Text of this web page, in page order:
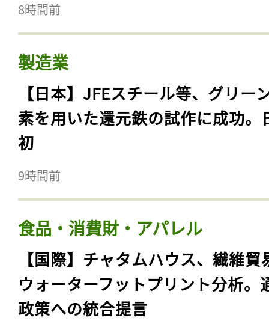
8時間前
製造業
【日本】JFEスチール等、グリー
素を用いた還元鉄の試作に成功。
初
9時間前
食品・消費財・アパレル
【国際】チャタムハウス、繊維貿
ウォーターフットプリント分析。
政策への統合提言